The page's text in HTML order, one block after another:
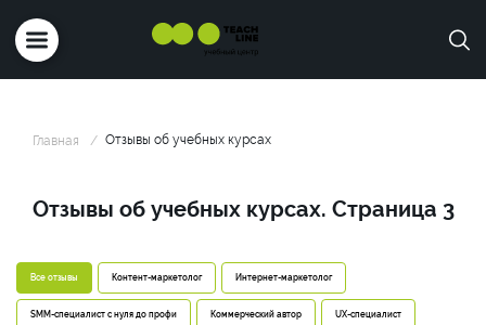
Главная Отзывы об учебных курсах
Отзывы об учебных курсах. Страница 3
Все отзывы Контент-маркетолог Интернет-маркетолог
SMM-специалист с нуля до профи Коммерческий автор UX-специалист